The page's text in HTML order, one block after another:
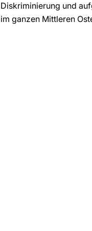
Diskriminierung und
im ganzen Mittleren